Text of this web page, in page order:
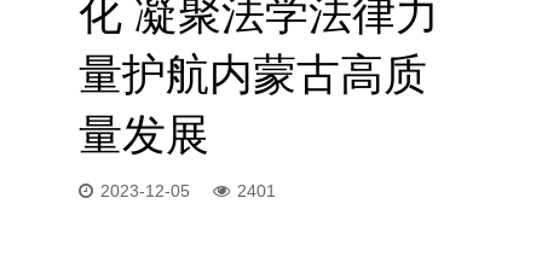
化 凝聚法学法律力
量护航内蒙古高质
量发展
2023-12-05 2401